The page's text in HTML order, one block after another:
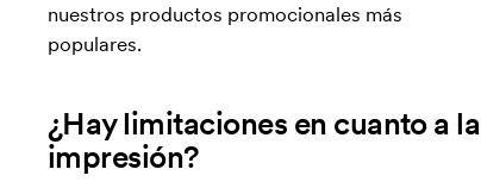
nuestros productos promocionales más
populares.
¿Hay limitaciones en cuanto a la
impresión?